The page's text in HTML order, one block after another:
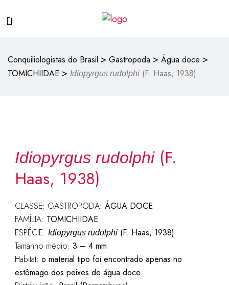
Conquiliologistas do Brasil > Gastropoda > Água doce >
TOMICHIIDAE > Idiopyrgus rudolphi (F. Haas, 1938)
Idiopyrgus rudolphi(F.
Haas, 1938)
CLASSE: GASTROPODA: ÁGUA DOCE
FAMÍLIA: TOMICHIIDAE
ESPÉCIE: Idiopyrgus rudolphi(F. Haas, 1938)
Tamanho médio: 3 – 4 mm
Habitat: o material tipo foi encontrado apenas no
estômago dos peixes de água doce